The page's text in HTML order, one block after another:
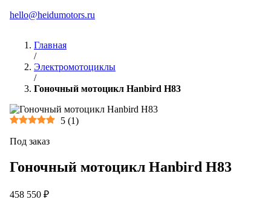
hello@heidumotors.ru
Главная
/
Электромотоциклы
/
Гоночный мотоцикл Hanbird H83
5 (1)
Под заказ
Гоночный мотоцикл Hanbird H83
458 550 ₽